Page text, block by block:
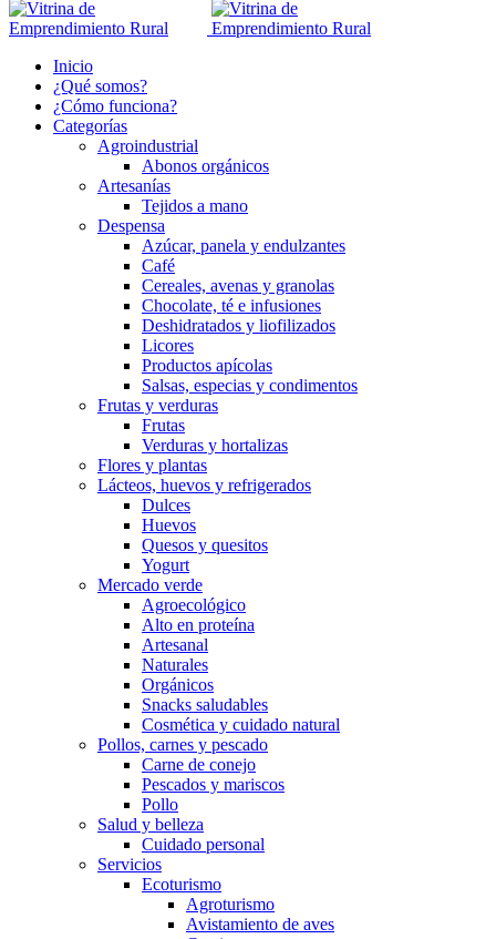
Inicio
¿Qué somos?
¿Cómo funciona?
Categorías
Agroindustrial
Abonos orgánicos
Artesanías
Tejidos a mano
Despensa
Azúcar, panela y endulzantes
Café
Cereales, avenas y granolas
Chocolate, té e infusiones
Deshidratados y liofilizados
Licores
Productos apícolas
Salsas, especias y condimentos
Frutas y verduras
Frutas
Verduras y hortalizas
Flores y plantas
Lácteos, huevos y refrigerados
Dulces
Huevos
Quesos y quesitos
Yogurt
Mercado verde
Agroecológico
Alto en proteína
Artesanal
Naturales
Orgánicos
Snacks saludables
Cosmética y cuidado natural
Pollos, carnes y pescado
Carne de conejo
Pescados y mariscos
Pollo
Salud y belleza
Cuidado personal
Servicios
Ecoturismo
Agroturismo
Avistamiento de aves